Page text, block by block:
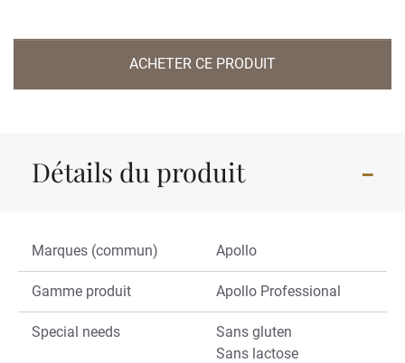
ACHETER CE PRODUIT
Détails du produit
Marques (commun) Apollo
Gamme produit Apollo Professional
Special needs
Sans gluten
Sans lactose